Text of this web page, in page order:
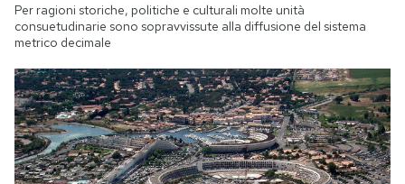
Per ragioni storiche, politiche e culturali molte unità
consuetudinarie sono sopravvissute alla diffusione del sistema
metrico decimale